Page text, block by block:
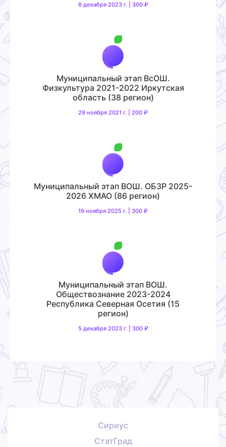
6 декабря 2023 г. | 300 ₽
Муниципальный этап ВсОШ.
Физкультура 2021-2022 Иркутская
область (38 регион)
29 ноября 2021 г. | 200 ₽
Муниципальный этап ВОШ. ОБЗР 2025-
2026 ХМАО (86 регион)
19 ноября 2025 г. | 300 ₽
Муниципальный этап ВОШ.
Обществознание 2023-2024
Республика Северная Осетия (15
регион)
5 декабря 2023 г. | 300 ₽
Сириус
СтатГрад